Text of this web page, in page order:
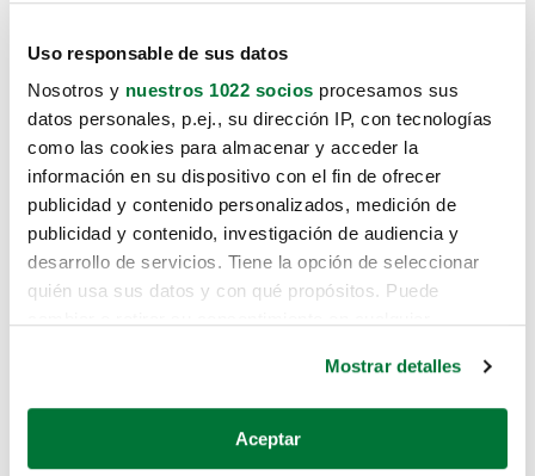
Uso responsable de sus datos
Nosotros y nuestros 1022 socios procesamos sus
datos personales, p.ej., su dirección IP, con tecnologías
como las cookies para almacenar y acceder la
información en su dispositivo con el fin de ofrecer
publicidad y contenido personalizados, medición de
publicidad y contenido, investigación de audiencia y
desarrollo de servicios. Tiene la opción de seleccionar
quién usa sus datos y con qué propósitos. Puede
Si lo permite, también quisiéramos:
Recopilar información sobre su ubicación geográfica
Mostrar detalles
Aceptar
Lo sentimos, no sabemos como
te hemos traido hasta aquí.
Pero puedes encontrar el coche que estás
buscando en alguno de estos enlaces:
Coches de segunda mano
Coches de km0